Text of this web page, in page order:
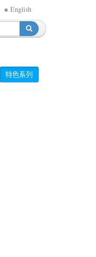
English
特色系列